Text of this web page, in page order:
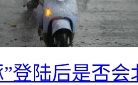
登陆后是否